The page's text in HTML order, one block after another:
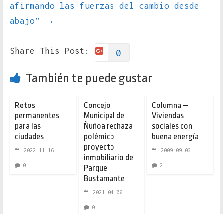
afirmando las fuerzas del cambio desde
abajo”
→
Share This Post: 0
También te puede gustar
Retos
permanentes
para las
ciudades
2022-11-16
0
Concejo
Municipal de
Ñuñoa rechaza
polémico
proyecto
inmobiliario de
Parque
Bustamante
2021-04-06
0
Columna –
Viviendas
sociales con
buena energía
2009-09-03
2